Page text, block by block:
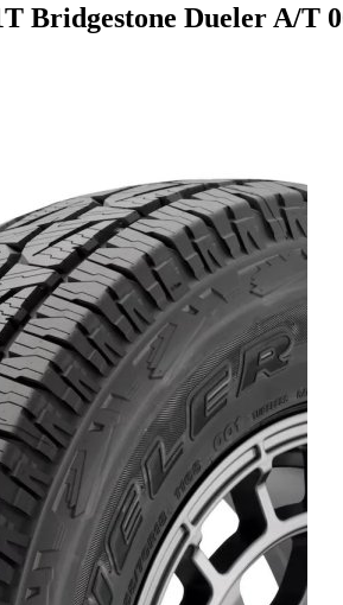
Bridgestone Dueler A/T